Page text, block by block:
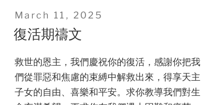
Posted
on
March 11, 2025
復活期禱文
救世的恩主，我們慶祝你的復活，感謝你把我
們從罪惡和焦慮的束縛中解救出來，得享天主
子女的自由、喜樂和平安。求你教導我們對生